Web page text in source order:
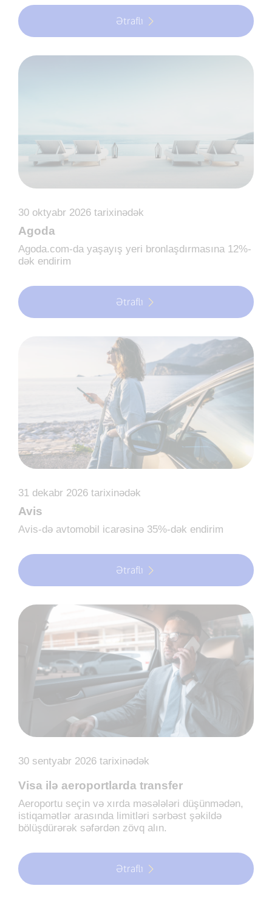
Ətraflı
30 oktyabr 2026 tarixinədək
Agoda
Agoda.com-da yaşayış yeri bronlaşdırmasına 12%-
dək endirim
Ətraflı
31 dekabr 2026 tarixinədək
Avis
Avis-də avtomobil icarəsinə 35%-dək endirim
Ətraflı
30 sentyabr 2026 tarixinədək
Visa ilə aeroportlarda transfer
Aeroportu seçin və xırda məsələləri düşünmədən,
istiqamətlər arasında limitləri sərbəst şəkildə
bölüşdürərək səfərdən zövq alın.
Ətraflı